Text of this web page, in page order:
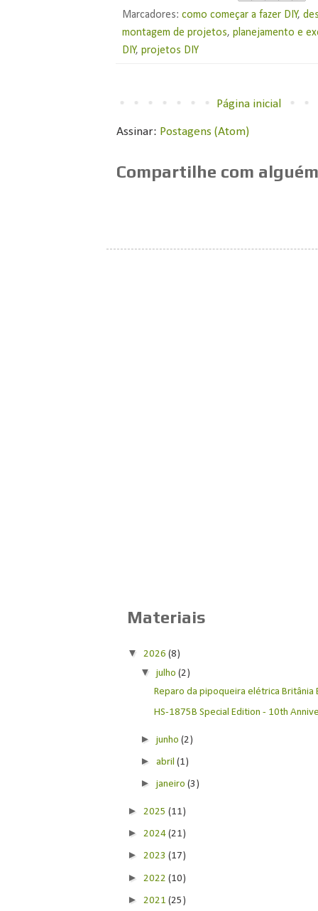
Marcadores:como começar a fazer DIY,
montagem de projetos,planejamento e
DIY,projetos DIY
Página inicial
Assinar: Postagens (Atom)
Compartilhe com
Materiais
▼ 2026(8)
▼julho(2)
Reparo da pipoqueira elétrica Britânia
HS-1875B Special Edition - 10th
►junho(2)
►abril(1)
►janeiro(3)
► 2025(11)
► 2024(21)
► 2023(17)
► 2022(10)
► 2021(25)